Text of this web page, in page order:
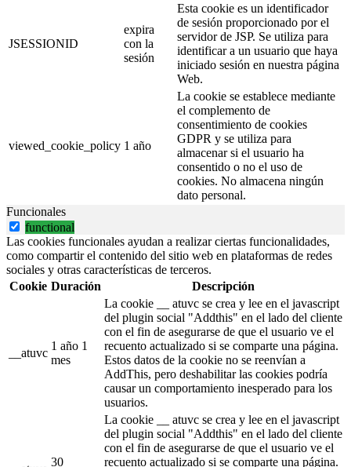
JSESSIONID
expira
con la
sesión
Esta cookie es un identificador
de sesión proporcionado por el
servidor de JSP. Se utiliza para
identificar a un usuario que haya
iniciado sesión en nuestra página
Web.
viewed_cookie_policy 1 año
La cookie se establece mediante
el complemento de
consentimiento de cookies
GDPR y se utiliza para
almacenar si el usuario ha
consentido o no el uso de
cookies. No almacena ningún
dato personal.
Funcionales
functional
Las cookies funcionales ayudan a realizar ciertas funcionalidades,
como compartir el contenido del sitio web en plataformas de redes
sociales y otras características de terceros.
Cookie Duración Descripción
__atuvc
1 año 1
mes
La cookie __ atuvc se crea y lee en el javascript
del plugin social "Addthis" en el lado del cliente
con el fin de asegurarse de que el usuario ve el
recuento actualizado si se comparte una página.
Estos datos de la cookie no se reenvían a
AddThis, pero deshabilitar las cookies podría
causar un comportamiento inesperado para los
usuarios.
30
La cookie __ atuvc se crea y lee en el javascript
del plugin social "Addthis" en el lado del cliente
con el fin de asegurarse de que el usuario ve el
recuento actualizado si se comparte una página.